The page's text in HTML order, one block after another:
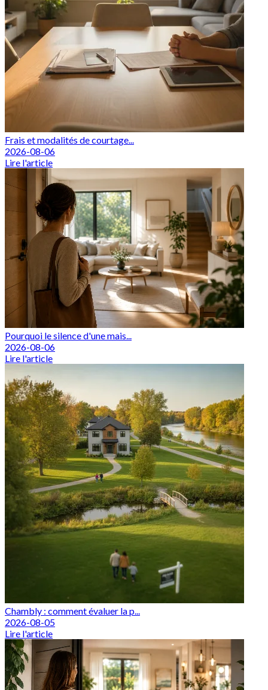
Frais et modalités de courtage...
2026-08-06
Lire l'article
Pourquoi le silence d'une mais...
2026-08-06
Lire l'article
Chambly : comment évaluer la p...
2026-08-05
Lire l'article